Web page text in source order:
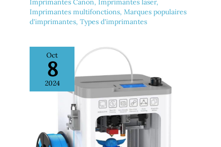
Imprimantes Canon, Imprimantes laser,
Imprimantes multifonctions, Marques populaires
d'imprimantes, Types d'imprimantes
Oct
8
2024